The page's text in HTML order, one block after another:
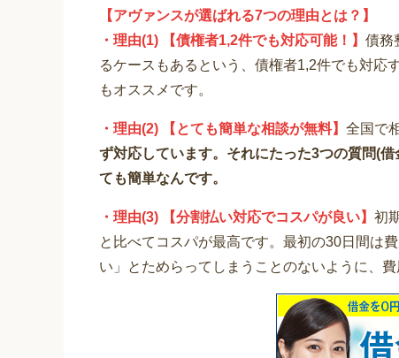
【アヴァンスが選ばれる7つの理由とは？】
・理由(1) 【債権者1,2件でも対応可能！】 債務
るケースもあるという、債権者1,2件でも対応
もオススメです。
・理由(2) 【とても簡単な相談が無料】 全国で
ず対応しています。それにたった3つの質問(
ても簡単なんです。
・理由(3) 【分割払い対応でコスパが良い】 初
と比べてコスパが最高です。最初の30日間は
い」とためらってしまうことのないように、